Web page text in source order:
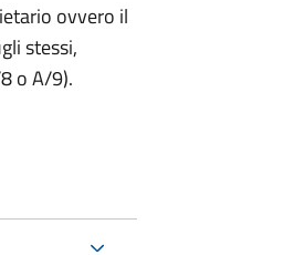
ovvero il
stessi,
o A/9).